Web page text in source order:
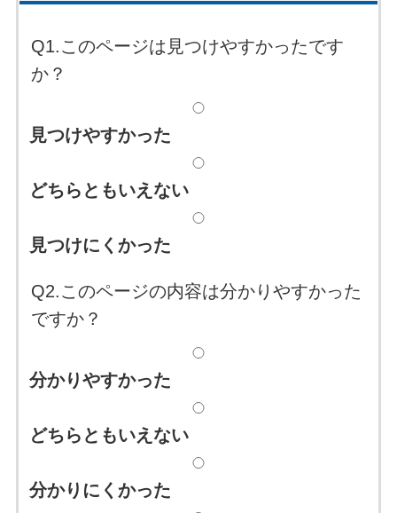
Q1.このページは見つけやすかったです
か？
見つけやすかった
どちらともいえない
見つけにくかった
Q2.このページの内容は分かりやすかった
ですか？
分かりやすかった
どちらともいえない
分かりにくかった